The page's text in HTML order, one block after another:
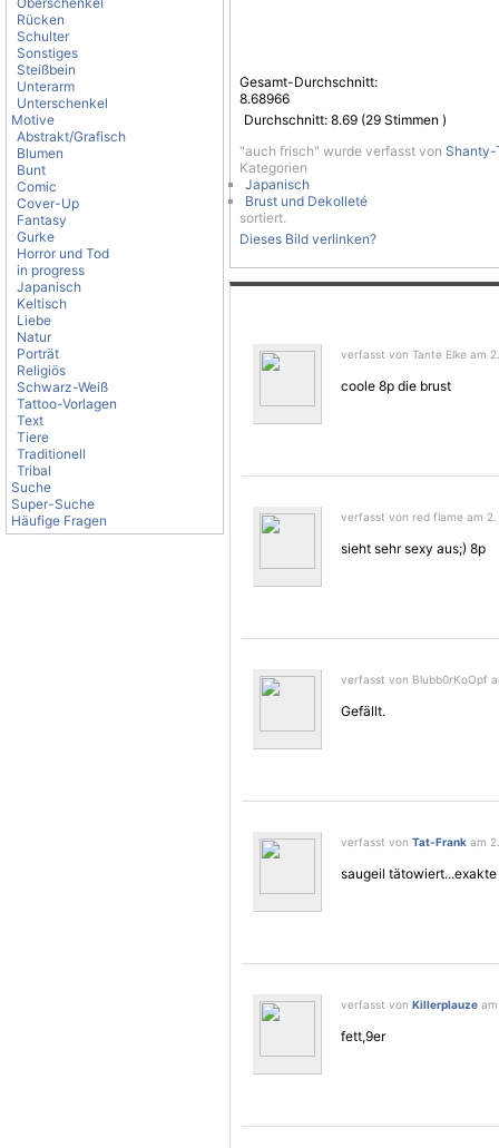
Rücken
Schulter
Sonstiges
Steißbein
Unterarm
Unterschenkel
Motive
Abstrakt/Grafisch
Blumen
Bunt
Comic
Cover-Up
Fantasy
Gurke
Horror und Tod
in progress
Japanisch
Keltisch
Liebe
Natur
Porträt
Religiös
Schwarz-Weiß
Tattoo-Vorlagen
Text
Tiere
Traditionell
Tribal
Suche
Super-Suche
Häufige Fragen
Gesamt-Durchschnitt:
8.68966
Durchschnitt: 8.69 (29 Stimmen )
"auch frisch" wurde verfasst von Shanty-
Kategorien
Japanisch
Brust und Dekolleté
sortiert.
Dieses Bild verlinken?
verfasst von Tante Elke am
coole 8p die brust
verfasst von red flame am
sieht sehr sexy aus;) 8p
verfasst von Blubb0rKoOpf
Gefällt.
verfasst von Tat-Frank am
saugeil
verfasst von Killerplauze
fett,9er